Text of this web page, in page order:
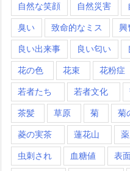
自然な笑顔 自然災害
臭い 致命的なミス 興
良い出来事 良い匂い
花の色 花束 花粉症
若者たち 若者文化
茶髪 草原 菊 菊
菱の実茶 蓮花山
虫刺され 血糖値 表